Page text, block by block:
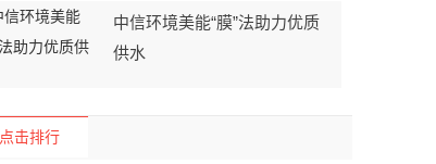
中信环境美能“膜”法助力优质
供水
点击排行